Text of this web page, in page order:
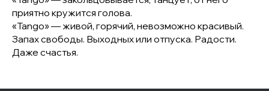
приятно кружится голова.
«Tango» — живой, горячий, невозможно красивый.
Запах свободы. Выходных или отпуска. Радости.
Даже счастья.